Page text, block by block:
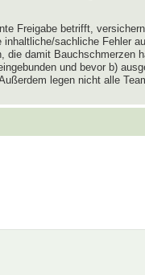
Freigabe betrifft,
inhaltliche/sachliche Fehler
die damit Bauchschmerzen
und bevor b)
legen nicht alle